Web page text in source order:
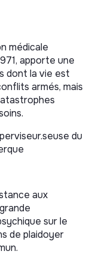
médicale
apporte une
dont la vie est
armés, mais
du
aux
sur le
de plaidoyer